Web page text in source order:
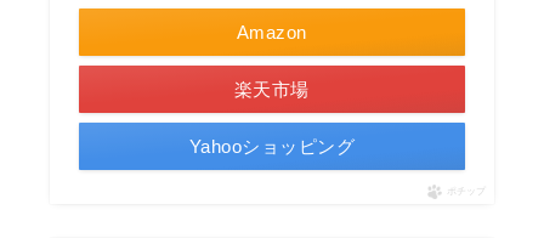
Amazon
楽天市場
Yahooショッピング
ポチップ